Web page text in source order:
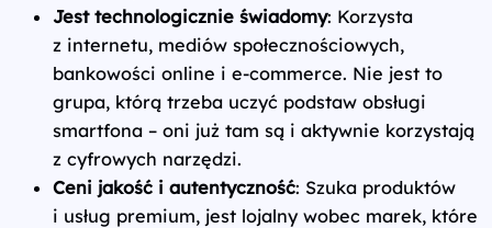
Jest technologicznie świadomy: Korzysta
z internetu, mediów społecznościowych,
bankowości online i e-commerce. Nie jest to
grupa, którą trzeba uczyć podstaw obsługi
smartfona – oni już tam są i aktywnie korzystają
z cyfrowych narzędzi.
Ceni jakość i autentyczność: Szuka produktów
i usług premium, jest lojalny wobec marek, które